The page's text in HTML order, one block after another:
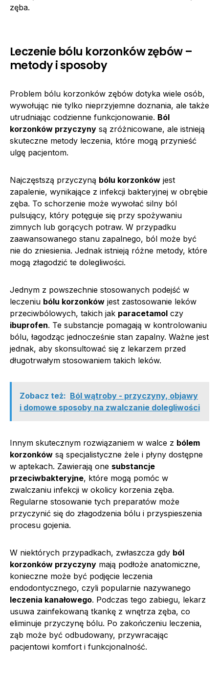
zęba.
Leczenie bólu korzonków zębów –
metody i sposoby
Problem bólu korzonków zębów dotyka wiele osób,
wywołując nie tylko nieprzyjemne doznania, ale także
utrudniając codzienne funkcjonowanie. Ból
korzonków przyczyny są zróżnicowane, ale istnieją
skuteczne metody leczenia, które mogą przynieść
ulgę pacjentom.
Najczęstszą przyczyną bólu korzonków jest
zapalenie, wynikające z infekcji bakteryjnej w obrębie
zęba. To schorzenie może wywołać silny ból
pulsujący, który potęguje się przy spożywaniu
zimnych lub gorących potraw. W przypadku
zaawansowanego stanu zapalnego, ból może być
nie do zniesienia. Jednak istnieją różne metody, które
mogą złagodzić te dolegliwości.
Jednym z powszechnie stosowanych podejść w
leczeniu bólu korzonków jest zastosowanie leków
przeciwbólowych, takich jak paracetamol czy
ibuprofen. Te substancje pomagają w kontrolowaniu
bólu, łagodząc jednocześnie stan zapalny. Ważne jest
jednak, aby skonsultować się z lekarzem przed
długotrwałym stosowaniem takich leków.
Zobacz też: Ból wątroby - przyczyny, objawy
i domowe sposoby na zwalczanie dolegliwości
Innym skutecznym rozwiązaniem w walce z bólem
korzonków są specjalistyczne żele i płyny dostępne
w aptekach. Zawierają one substancje
przeciwbakteryjne, które mogą pomóc w
zwalczaniu infekcji w okolicy korzenia zęba.
Regularne stosowanie tych preparatów może
przyczynić się do złagodzenia bólu i przyspieszenia
procesu gojenia.
W niektórych przypadkach, zwłaszcza gdy ból
korzonków przyczyny mają podłoże anatomiczne,
konieczne może być podjęcie leczenia
endodontycznego, czyli popularnie nazywanego
leczenia kanałowego. Podczas tego zabiegu, lekarz
usuwa zainfekowaną tkankę z wnętrza zęba, co
eliminuje przyczynę bólu. Po zakończeniu leczenia,
ząb może być odbudowany, przywracając
pacjentowi komfort i funkcjonalność.